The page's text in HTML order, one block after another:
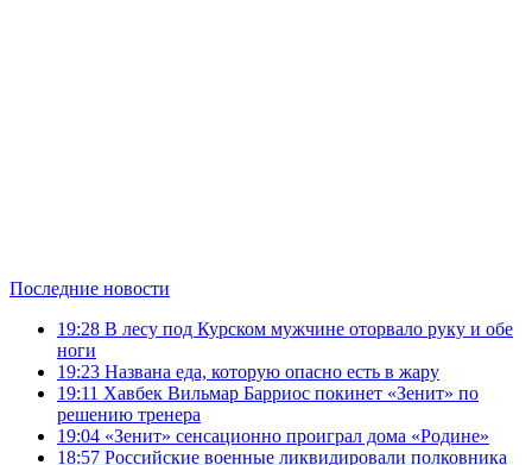
Последние новости
19:28 В лесу под Курском мужчине оторвало руку и обе
ноги
19:23 Названа еда, которую опасно есть в жару
19:11 Хавбек Вильмар Барриос покинет «Зенит» по
решению тренера
19:04 «Зенит» сенсационно проиграл дома «Родине»
18:57 Российские военные ликвидировали полковника